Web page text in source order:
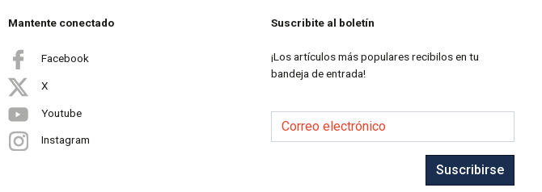
Mantente conectado
Facebook
X
Youtube
Instagram
Suscribite al boletín
¡Los artículos más populares recibilos en tu
bandeja de entrada!
Correo electrónico
Suscribirse